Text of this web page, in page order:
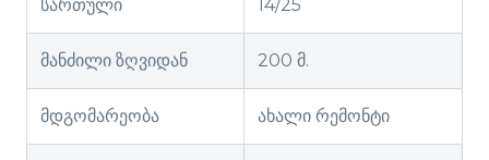
სართული 14/25
მანძილი ზღვიდან 200 მ.
მდგომარეობა ახალი რემონტი